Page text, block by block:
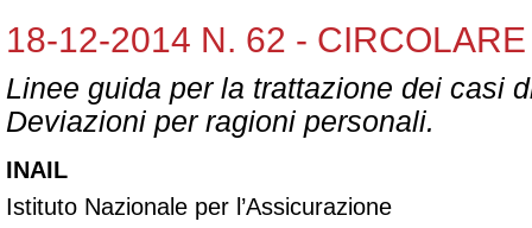
18-12-2014 N. 62 -
Linee guida per la trattazione dei casi
Deviazioni per ragioni personali.
INAIL
Istituto Nazionale per l’Assicurazione